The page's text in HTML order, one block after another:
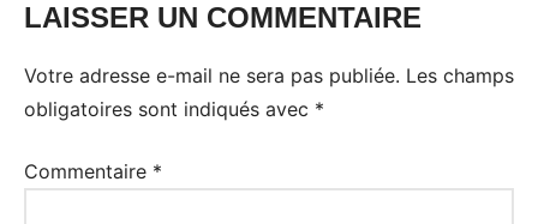
LAISSER UN COMMENTAIRE
Votre adresse e-mail ne sera pas publiée. Les champs
obligatoires sont indiqués avec *
Commentaire *